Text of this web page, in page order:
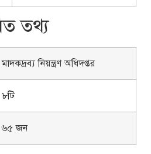
তথ্য
মাদকদ্রব্য নিয়ন্ত্রণ অধিদপ্তর
৮টি
৬৫ জন